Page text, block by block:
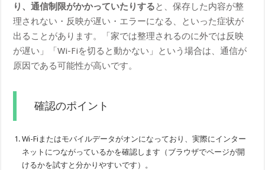
り、通信制限がかかっていたりすると、保存した内容が整
理されない・反映が遅い・エラーになる、といった症状が
出ることがあります。「家では整理されるのに外では反映
が遅い」「Wi-Fiを切ると動かない」という場合は、通信が
原因である可能性が高いです。
確認のポイント
Wi-Fiまたはモバイルデータがオンになっており、実際にインター
ネットにつながっているかを確認します（ブラウザでページが開
けるかを試すと分かりやすいです）。